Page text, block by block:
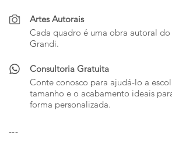
Artes Autorais
Cada quadro é uma obra autoral
Grandi.
Consultoria Gratuita
Conte conosco para ajudá-lo a
tamanho e o acabamento ideais
forma personalizada.
---